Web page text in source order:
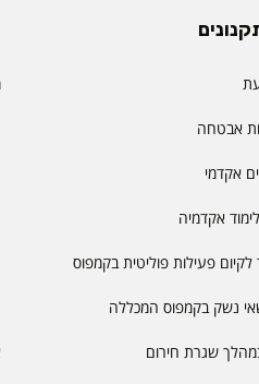
אבטחה
אקדמי
אקדמיה
לקיום פעילות פוליטית בקמפוס
נשק בקמפוס המכללה
שגרת חירום